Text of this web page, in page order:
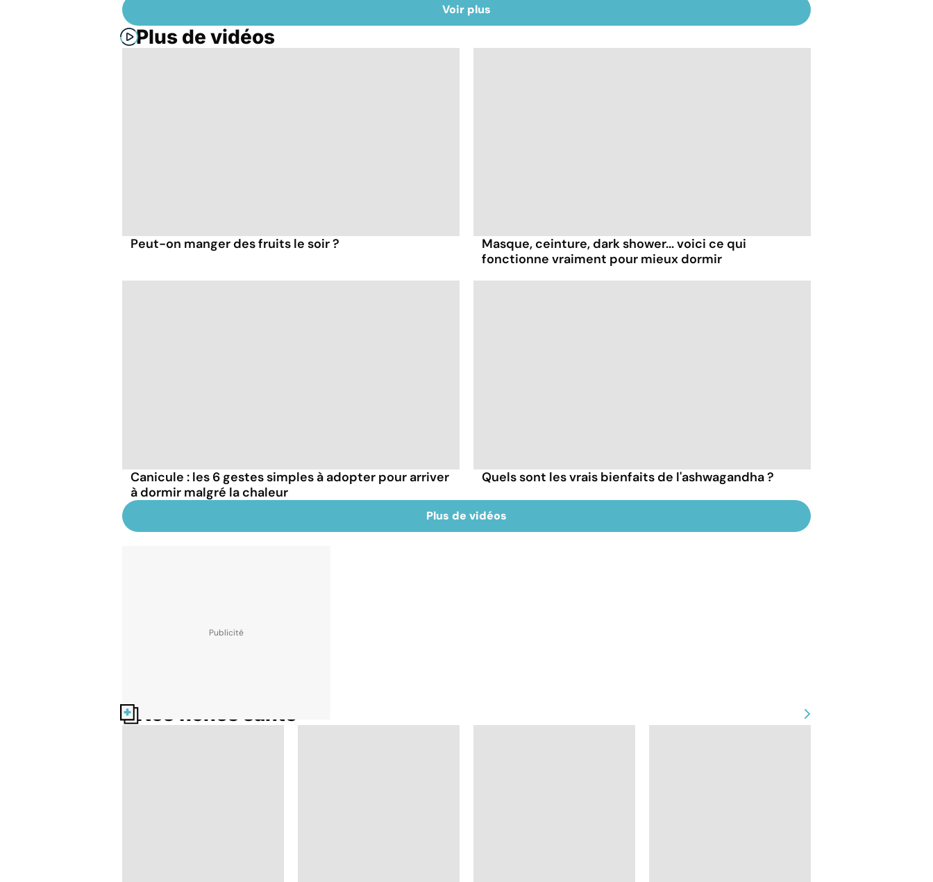
Voir plus
Plus de vidéos
Peut-on manger des fruits le soir ?
Masque, ceinture, dark shower... voici ce qui
fonctionne vraiment pour mieux dormir
Canicule : les 6 gestes simples à adopter pour arriver
à dormir malgré la chaleur
Quels sont les vrais bienfaits de l'ashwagandha ?
Plus de vidéos
Nos fiches santé